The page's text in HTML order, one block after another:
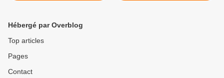
Hébergé par Overblog
Top articles
Pages
Contact